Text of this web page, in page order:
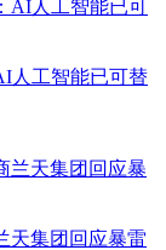
人工智能已可替
天集团回应暴雷